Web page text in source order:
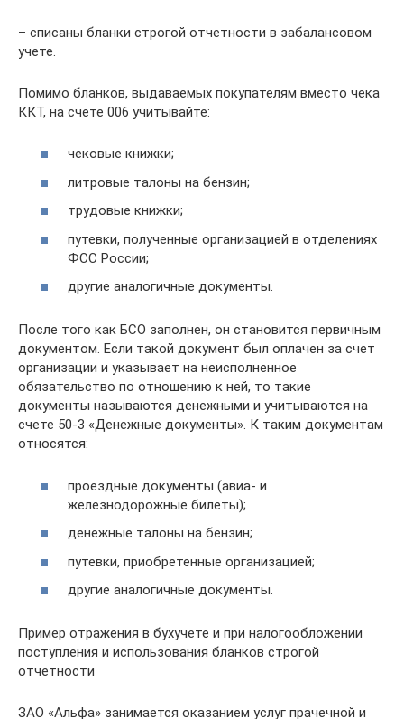
– списаны бланки строгой отчетности в забалансовом
учете.
Помимо бланков, выдаваемых покупателям вместо чека
ККТ, на счете 006 учитывайте:
чековые книжки;
литровые талоны на бензин;
трудовые книжки;
путевки, полученные организацией в отделениях
ФСС России;
другие аналогичные документы.
После того как БСО заполнен, он становится первичным
документом. Если такой документ был оплачен за счет
организации и указывает на неисполненное
обязательство по отношению к ней, то такие
документы называются денежными и учитываются на
счете 50-3 «Денежные документы». К таким документам
относятся:
проездные документы (авиа- и
железнодорожные билеты);
денежные талоны на бензин;
путевки, приобретенные организацией;
другие аналогичные документы.
Пример отражения в бухучете и при налогообложении
поступления и использования бланков строгой
отчетности
ЗАО «Альфа» занимается оказанием услуг прачечной и